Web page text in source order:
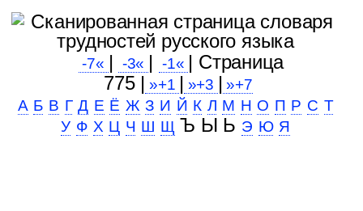
-7« | -3« | -1« | Cтраница
775 | »+1 | »+3 | »+7
А Б В Г Д Е Ё Ж З И Й К Л М Н О П Р С Т
У Ф Х Ц Ч Ш Щ Ъ Ы Ь Э Ю Я